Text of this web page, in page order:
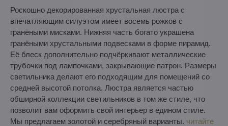
Роскошно декорированная хрустальная люстра с
впечатляющим силуэтом имеет восемь рожков с
гранёными мисками. Нижняя часть богато украшена
гранёными хрустальными подвесками в форме пирамид.
Её блеск дополнительно подчёркивают металлические
трубочки под лампочками, закрывающие патрон. Размеры
светильника делают его подходящим для помещений со
средней высотой потолка. Люстра является частью
обширной коллекции светильников в том же стиле, что
позволит вам оформить свой интерьер в едином стиле.
Мы предлагаем золотой и серебряный варианты. читайте